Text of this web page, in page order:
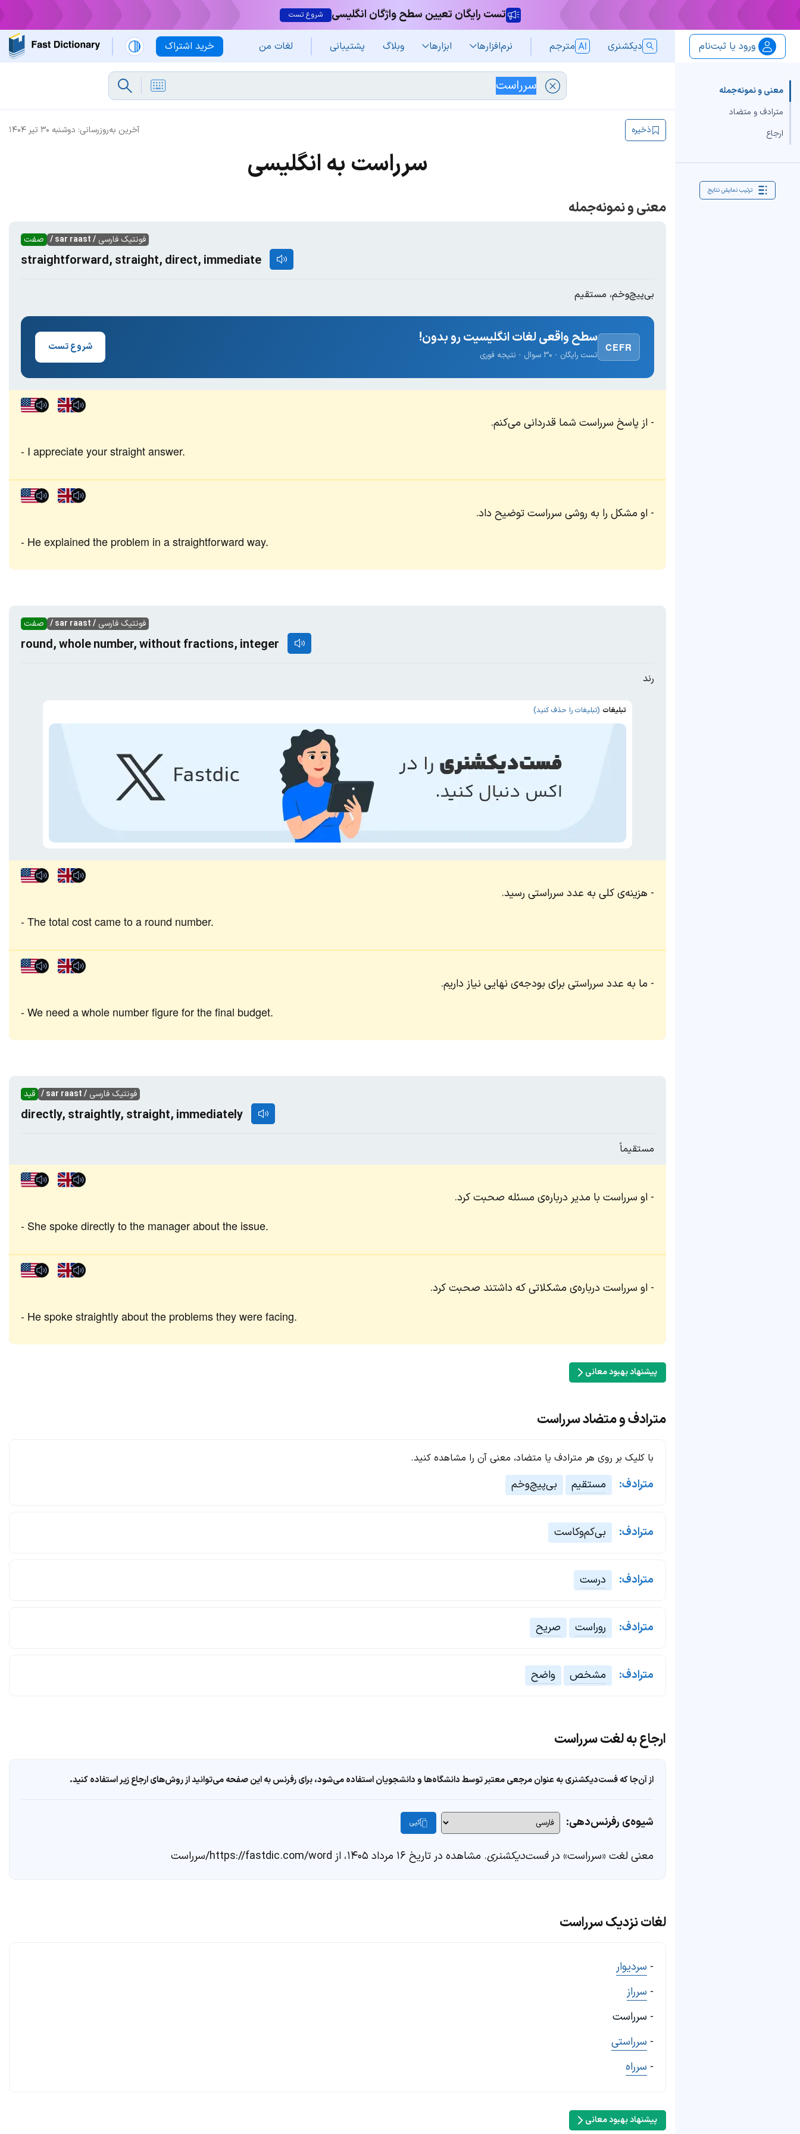
تست رایگان تعیین سطح واژگان انگلیسی شروع تست
خرید اشتراک ورود یا ثبت‌نام دیکشنری مترجم نرم‌افزار‌ها ابزارها وبلاگ پشتیبانی لغات من
معنی و نمونه‌جمله
مترادف و متضاد
ارجاع
ترتیب نمایش نتایج
آخرین به‌روزرسانی: دوشنبه ۳۰ تیر ۱۴۰۴ ذخیره
سرراست به انگلیسی
معنی و نمونه‌جمله
صفت فونتیک فارسی / sar raast /
straightforward, straight, direct, immediate
بی‌پیچ‌وخم، مستقیم
CEFR
سطح واقعی لغات انگلیسیت رو بدون!
تست رایگان · ۳۰ سوال · نتیجه فوری
شروع تست
از پاسخ سرراست شما قدردانی می‌کنم.
I appreciate your straight answer.
او مشکل را به روشی سرراست توضیح داد.
He explained the problem in a straightforward way.
صفت فونتیک فارسی / sar raast /
round, whole number, without fractions, integer
رند
تبلیغات (تبلیغات را حذف کنید)
هزینه‌ی کلی به عدد سرراستی رسید.
The total cost came to a round number.
ما به عدد سرراستی برای بودجه‌ی نهایی نیاز داریم.
We need a whole number figure for the final budget.
قید فونتیک فارسی / sar raast /
directly, straightly, straight, immediately
مستقیماً
او سرراست با مدیر درباره‌ی مسئله صحبت کرد.
She spoke directly to the manager about the issue.
او سرراست درباره‌ی مشکلاتی که داشتند صحبت کرد.
He spoke straightly about the problems they were facing.
پیشنهاد بهبود معانی
مترادف و متضاد سرراست
با کلیک بر روی هر مترادف یا متضاد، معنی آن را مشاهده کنید.
مترادف: مستقیم بی‌پیچ‌وخم
مترادف: بی‌کم‌وکاست
مترادف: درست
مترادف: روراست صریح
مترادف: مشخص واضح
ارجاع به لغت سرراست
از آن‌جا که فست‌دیکشنری به عنوان مرجعی معتبر توسط دانشگاه‌ها و دانشجویان استفاده می‌شود، برای رفرنس به این صفحه می‌توانید از روش‌های ارجاع زیر استفاده کنید.
شیوه‌ی رفرنس‌دهی: کپی
معنی لغت «سرراست» درفست‌دیکشنری. مشاهده در تاریخ ۱۶ مرداد ۱۴۰۵، از https://fastdic.com/word/سرراست
لغات نزدیک سرراست
- سردیوار
- سرراز
- سرراست
- سرراستی
- سرراه
پیشنهاد بهبود معانی